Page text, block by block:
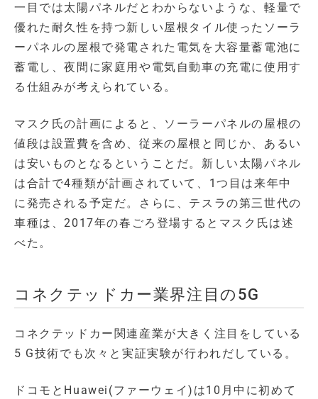
一目では太陽パネルだとわからないような、軽量で
優れた耐久性を持つ新しい屋根タイル使ったソーラ
ーパネルの屋根で発電された電気を大容量蓄電池に
蓄電し、夜間に家庭用や電気自動車の充電に使用す
る仕組みが考えられている。
マスク氏の計画によると、ソーラーパネルの屋根の
値段は設置費を含め、従来の屋根と同じか、あるい
は安いものとなるということだ。新しい太陽パネル
は合計で4種類が計画されていて、1つ目は来年中
に発売される予定だ。さらに、テスラの第三世代の
車種は、2017年の春ごろ登場するとマスク氏は述
べた。
コネクテッドカー業界注目の5G
コネクテッドカー関連産業が大きく注目をしている
5 G技術でも次々と実証実験が行われだしている。
ドコモとHuawei(ファーウェイ)は10月中に初めて